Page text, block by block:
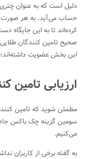
دلیل است که به عنوان چتری
حساب می‌آید. به هر
کرده‌اند تا به این جایگاه
صحیح تامین کنندگان
این بخش عضویت داشته‌اند؛
ارزیابی تامین
مطمئن شوید که تامین
سومین گزینه چک باکس
می‌کنیم.
به گفته برخی از کاربران